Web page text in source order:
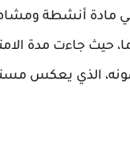
أنشطة ومشاهد
القمح في الشرقية، على الرغم من مرور أكثر
الذي يعكس